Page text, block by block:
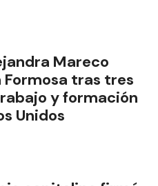
Mareco
Formosa tras tres
y formación
Unidos